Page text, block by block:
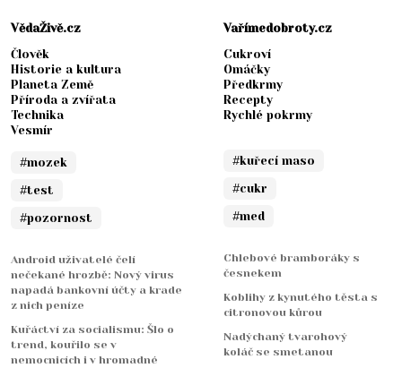
VědaŽivě.cz
Člověk
Historie a kultura
Planeta Země
Příroda a zvířata
Technika
Vesmír
#mozek
#test
#pozornost
Android uživatelé čelí
nečekané hrozbě: Nový virus
napadá bankovní účty a krade
z nich peníze
Kuřáctví za socialismu: Šlo o
trend, kouřilo se v
nemocnicích i v hromadné
Vařímedobroty.cz
Cukroví
Omáčky
Předkrmy
Recepty
Rychlé pokrmy
#kuřecí maso
#cukr
#med
Chlebové bramboráky s
česnekem
Koblihy z kynutého těsta s
citronovou kůrou
Nadýchaný tvarohový
koláč se smetanou